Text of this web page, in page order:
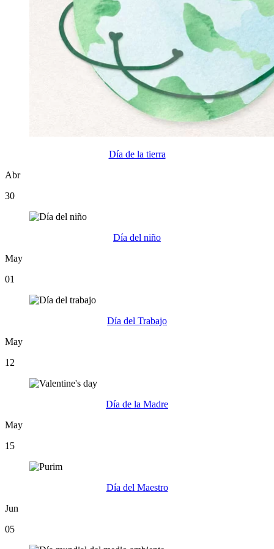
Día de la tierra
Abr
30
Día del niño
May
01
Día del Trabajo
May
12
Día de la Madre
May
15
Día del Maestro
Jun
05